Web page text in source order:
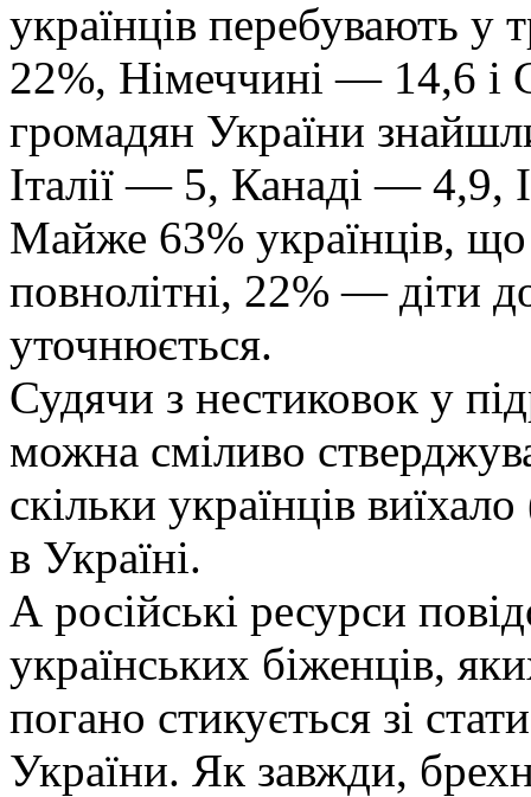
українців перебувають
22%, Німеччині — 14,6
громадян України
Італії — 5, Канаді — 4,9,
Майже 63% українців,
повнолітні, 22% — діти
уточнюється.
Судячи з нестиковок у
можна сміливо
скільки українців
в Україні.
А російські ресурси
українських біженців,
погано стикується зі
України. Як завжди,